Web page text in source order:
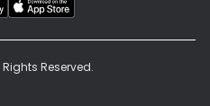
Rights Reserved.